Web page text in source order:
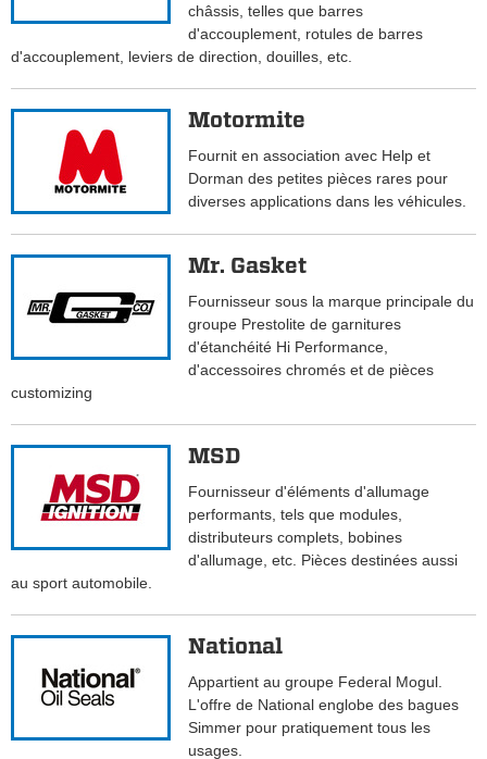
châssis, telles que barres
d'accouplement, rotules de barres
d'accouplement, leviers de direction, douilles, etc.
Motormite
Fournit en association avec Help et
Dorman des petites pièces rares pour
diverses applications dans les véhicules.
Mr. Gasket
Fournisseur sous la marque principale du
groupe Prestolite de garnitures
d'étanchéité Hi Performance,
d'accessoires chromés et de pièces
customizing
MSD
Fournisseur d'éléments d'allumage
performants, tels que modules,
distributeurs complets, bobines
d'allumage, etc. Pièces destinées aussi
au sport automobile.
National
Appartient au groupe Federal Mogul.
L'offre de National englobe des bagues
Simmer pour pratiquement tous les
usages.